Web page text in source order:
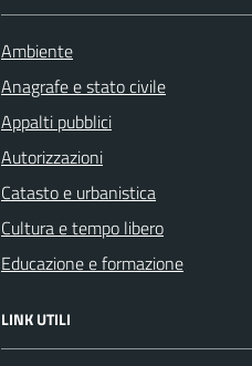
Ambiente
Anagrafe e stato civile
Appalti pubblici
Autorizzazioni
Catasto e urbanistica
Cultura e tempo libero
Educazione e formazione
LINK UTILI